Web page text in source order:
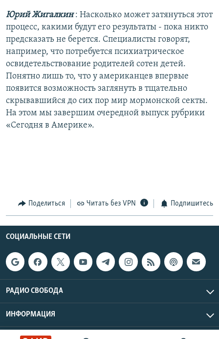
Юрий Жигалкин: Насколько может затянуться этот
процесс, какими будут его результаты - пока никто
предсказать не берется. Специалисты говорят,
например, что потребуется психиатрическое
освидетельствование родителей сотен детей.
Понятно лишь то, что у американцев впервые
появится возможность заглянуть в тщательно
скрывавшийся до сих пор мир мормонской секты.
На этом мы завершим очередной выпуск рубрики
«Сегодня в Америке».
Поделиться Читать без VPN Подпишитесь
СОЦИАЛЬНЫЕ СЕТИ
РАДИО СВОБОДА
ИНФОРМАЦИЯ